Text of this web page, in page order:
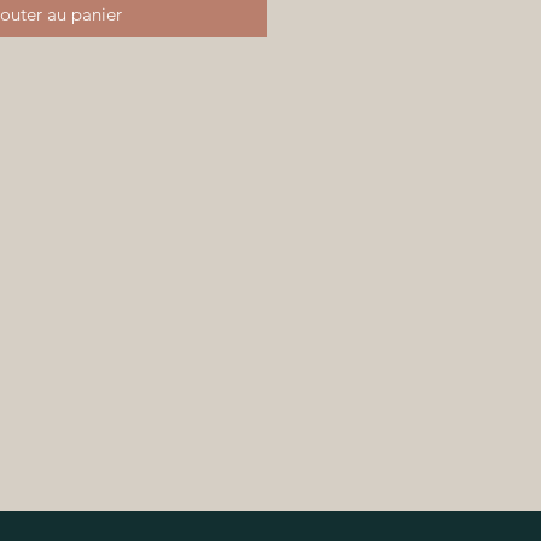
au panier